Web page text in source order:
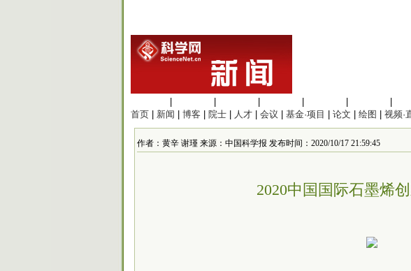
首页
新闻 博客 院士 人才 会议 基金·项目 论文 绘图 视频·
作者：黄辛 谢瑾 来源：中国科学报 发布时间：2020/10/17 21:59:45
2020中国国际石墨烯